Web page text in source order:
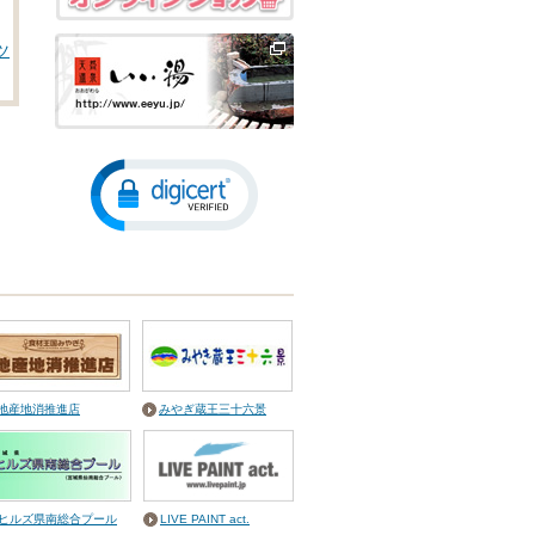
産地消推進店 みやぎ蔵王三十六景
ルズ県南総合プール LIVE PAINT act.